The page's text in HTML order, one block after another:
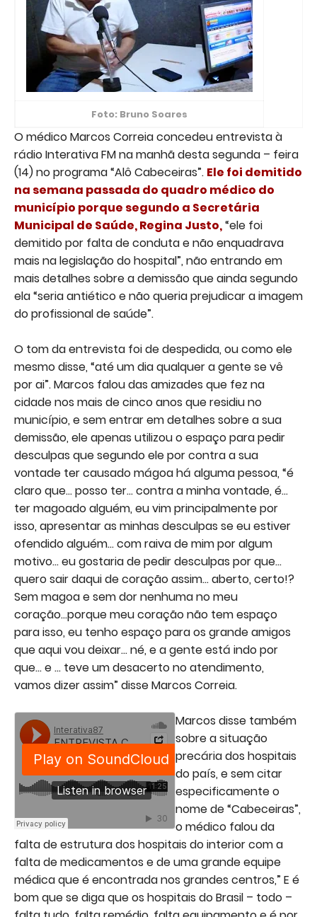
Foto: Bruno Soares
O médico Marcos Correia concedeu entrevista à
rádio Interativa FM na manhã desta segunda – feira
(14) no programa “Alô Cabeceiras”. Ele foi demitido
na semana passada do quadro médico do
município porque segundo a Secretária
Municipal de Saúde, Regina Justo,“ele foi
demitido por falta de conduta e não enquadrava
mais na legislação do hospital”, não entrando em
mais detalhes sobre a demissão que ainda segundo
ela “seria antiético e não queria prejudicar a imagem
do profissional de saúde”.
O tom da entrevista foi de despedida, ou como ele
mesmo disse, “até um dia qualquer a gente se vê
por ai”. Marcos falou das amizades que fez na
cidade nos mais de cinco anos que residiu no
município, e sem entrar em detalhes sobre a sua
demissão, ele apenas utilizou o espaço para pedir
desculpas que segundo ele por contra a sua
vontade ter causado mágoa há alguma pessoa, “é
claro que... posso ter... contra a minha vontade, é...
ter magoado alguém, eu vim principalmente por
isso, apresentar as minhas desculpas se eu estiver
ofendido alguém... com raiva de mim por algum
motivo... eu gostaria de pedir desculpas por que...
quero sair daqui de coração assim... aberto, certo!?
Sem magoa e sem dor nenhuma no meu
coração...porque meu coração não tem espaço
para isso, eu tenho espaço para os grande amigos
que aqui vou deixar... né, e a gente está indo por
que... e ... teve um desacerto no atendimento,
vamos dizer assim” disse Marcos Correia.
Marcos disse também
sobre a situação
precária dos hospitais
do país, e sem citar
especificamente o
nome de “Cabeceiras”,
o médico falou da
falta de estrutura dos hospitais do interior com a
falta de medicamentos e de uma grande equipe
médica que é encontrada nos grandes centros,” E é
bom que se diga que os hospitais do Brasil – todo –